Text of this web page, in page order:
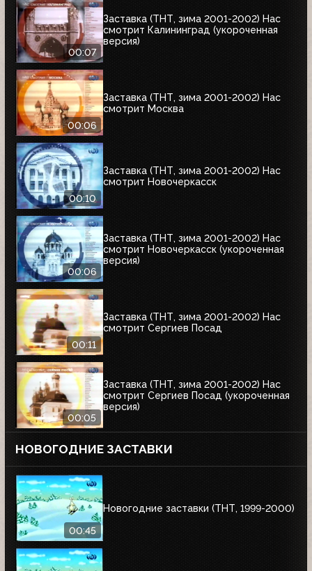
00:07
Заставка (ТНТ, зима 2001-2002) Нас
смотрит Калининград (укороченная
версия)
00:06
Заставка (ТНТ, зима 2001-2002) Нас
смотрит Москва
00:10
Заставка (ТНТ, зима 2001-2002) Нас
смотрит Новочеркасск
00:06
Заставка (ТНТ, зима 2001-2002) Нас
смотрит Новочеркасск (укороченная
версия)
00:11
Заставка (ТНТ, зима 2001-2002) Нас
смотрит Сергиев Посад
00:05
Заставка (ТНТ, зима 2001-2002) Нас
смотрит Сергиев Посад (укороченная
версия)
НОВОГОДНИЕ ЗАСТАВКИ
00:45
Новогодние заставки (ТНТ, 1999-2000)